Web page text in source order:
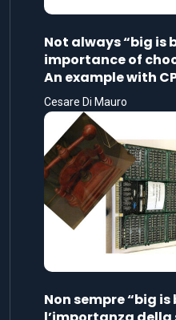
Not always “big is
importance of
An example with
Cesare Di Mauro
Non sempre “big